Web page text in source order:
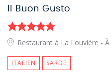
Il Buon Gusto
Restaurant à La Louvière - À
ITALIEN SARDE